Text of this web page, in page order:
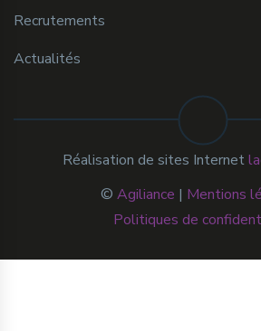
Recrutements
Actualités
© Agiliance | Mentions
Politiques de
Réalisation de sites Internet